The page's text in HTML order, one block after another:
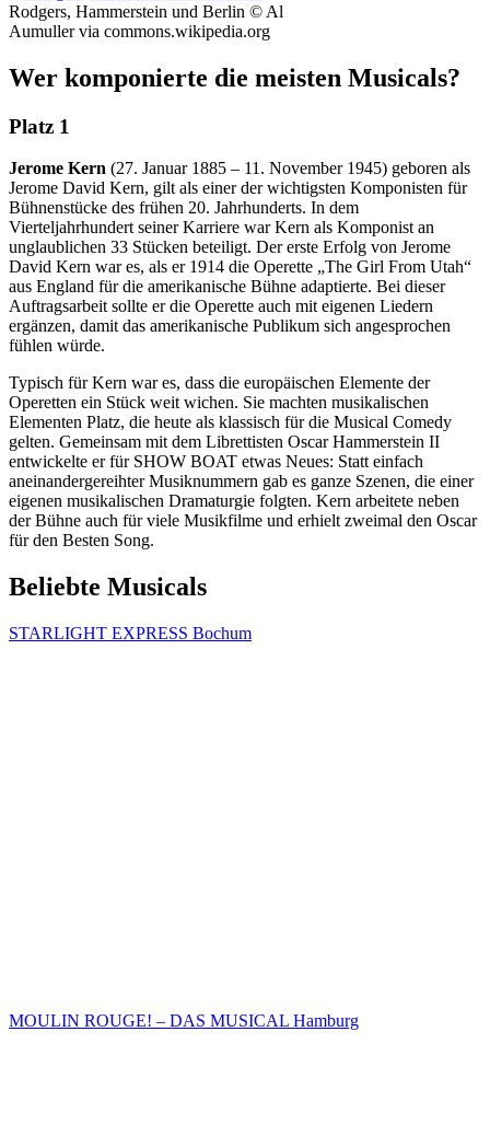
Rodgers, Hammerstein und Berlin © Al
Aumuller via commons.wikipedia.org
Wer komponierte die meisten Musicals?
Platz 1
Jerome Kern (27. Januar 1885 – 11. November 1945) geboren als
Jerome David Kern, gilt als einer der wichtigsten Komponisten für
Bühnenstücke des frühen 20. Jahrhunderts. In dem
Vierteljahrhundert seiner Karriere war Kern als Komponist an
unglaublichen 33 Stücken beteiligt. Der erste Erfolg von Jerome
David Kern war es, als er 1914 die Operette „The Girl From Utah“
aus England für die amerikanische Bühne adaptierte. Bei dieser
Auftragsarbeit sollte er die Operette auch mit eigenen Liedern
ergänzen, damit das amerikanische Publikum sich angesprochen
fühlen würde.
Typisch für Kern war es, dass die europäischen Elemente der
Operetten ein Stück weit wichen. Sie machten musikalischen
Elementen Platz, die heute als klassisch für die Musical Comedy
gelten. Gemeinsam mit dem Librettisten Oscar Hammerstein II
entwickelte er für SHOW BOAT etwas Neues: Statt einfach
aneinandergereihter Musiknummern gab es ganze Szenen, die einer
eigenen musikalischen Dramaturgie folgten. Kern arbeitete neben
der Bühne auch für viele Musikfilme und erhielt zweimal den Oscar
für den Besten Song.
Beliebte Musicals
STARLIGHT EXPRESS Bochum
MOULIN ROUGE! – DAS MUSICAL Hamburg